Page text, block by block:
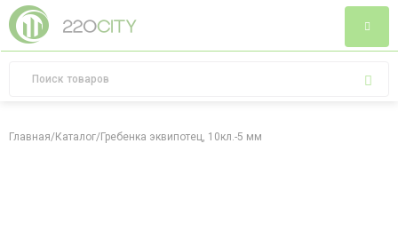
Главная/Каталог/Гребенка эквипотец, 10кл.-5 мм